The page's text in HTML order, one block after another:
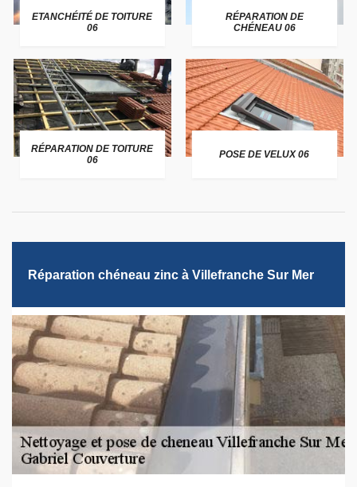
ETANCHÉITÉ DE TOITURE
06
RÉPARATION DE
CHÉNEAU 06
RÉPARATION DE TOITURE
06
POSE DE VELUX 06
Réparation chéneau zinc à Villefranche Sur Mer